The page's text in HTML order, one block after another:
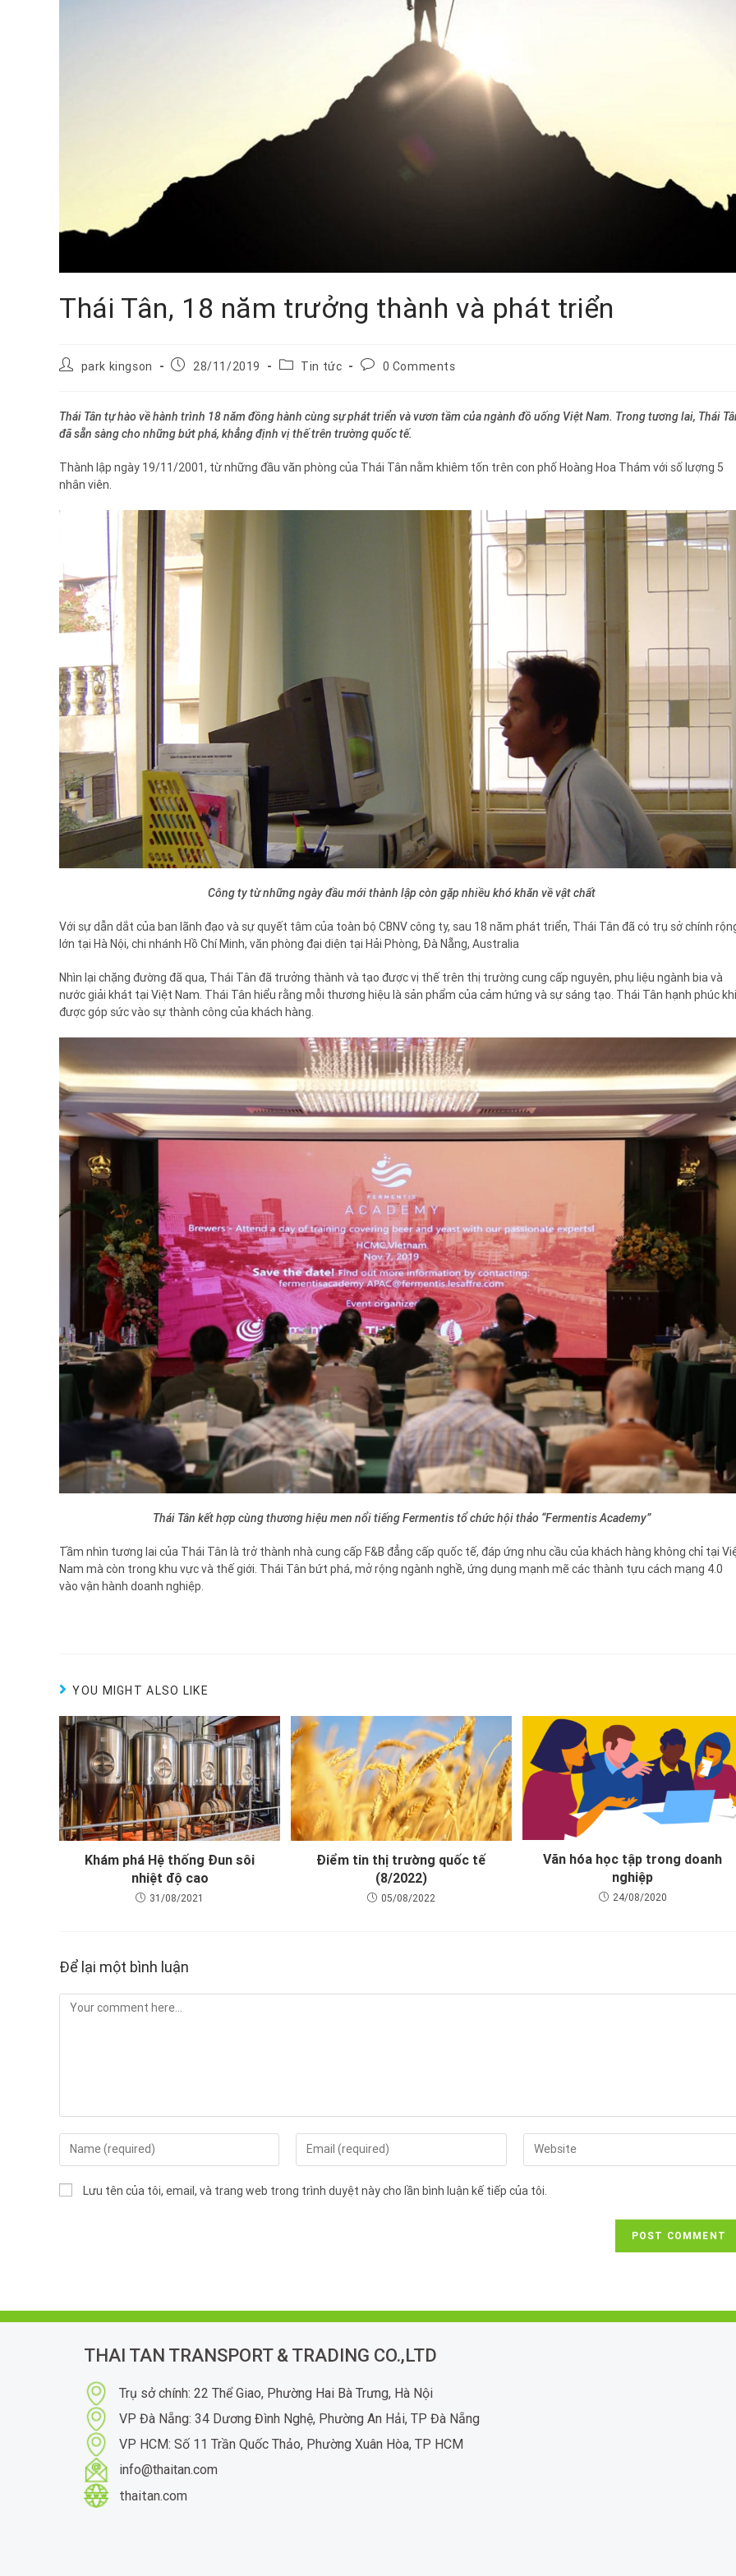
Thái Tân, 18 năm trưởng thành và phát triển
park kingson 28/11/2019 Tin tức 0 Comments
Thái Tân tự hào về hành trình 18 năm đồng hành cùng sự phát triển và vươn tầm của ngành đồ uống Việt Nam. Trong tương lai, Thái
đã sẵn sàng cho những bứt phá, khẳng định vị thế trên trường quốc tế.
Thành lập ngày 19/11/2001, từ những đầu văn phòng của Thái Tân nằm khiêm tốn trên con phố Hoàng Hoa Thám với số lượng 5
nhân viên.
Công ty từ những ngày đầu mới thành lập còn gặp nhiều khó khăn về vật chất
Với sự dẫn dắt của ban lãnh đạo và sự quyết tâm của toàn bộ CBNV công ty, sau 18 năm phát triển, Thái Tân đã có trụ sở chính
lớn tại Hà Nội, chi nhánh Hồ Chí Minh, văn phòng đại diện tại Hải Phòng, Đà Nẵng, Australia
Nhìn lại chặng đường đã qua, Thái Tân đã trưởng thành và tạo được vị thế trên thị trường cung cấp nguyên, phụ liệu ngành bia và
nước giải khát tại Việt Nam. Thái Tân hiểu rằng mỗi thương hiệu là sản phẩm của cảm hứng và sự sáng tạo. Thái Tân hạnh phúc khi
được góp sức vào sự thành công của khách hàng.
Thái Tân kết hợp cùng thương hiệu men nổi tiếng Fermentis tổ chức hội thảo “Fermentis Academy”
Tầm nhìn tương lai của Thái Tân là trở thành nhà cung cấp F&B đẳng cấp quốc tế, đáp ứng nhu cầu của khách hàng không chỉ tại
Nam mà còn trong khu vực và thế giới. Thái Tân bứt phá, mở rộng ngành nghề, ứng dụng mạnh mẽ các thành tựu cách mạng 4.0
vào vận hành doanh nghiệp.
YOU MIGHT ALSO LIKE
Khám phá Hệ thống Đun sôi
nhiệt độ cao
31/08/2021
Điểm tin thị trường quốc tế
(8/2022)
05/08/2022
Văn hóa học tập trong doanh
nghiệp
24/08/2020
Để lại một bình luận
Lưu tên của tôi, email, và trang web trong trình duyệt này cho lần bình luận kế tiếp của tôi.
THAI TAN TRANSPORT & TRADING CO.,LTD
Trụ sở chính: 22 Thể Giao, Phường Hai Bà Trưng, Hà Nội
VP Đà Nẵng: 34 Dương Đình Nghệ, Phường An Hải, TP Đà Nẵng
VP HCM: Số 11 Trần Quốc Thảo, Phường Xuân Hòa, TP HCM
info@thaitan.com
thaitan.com